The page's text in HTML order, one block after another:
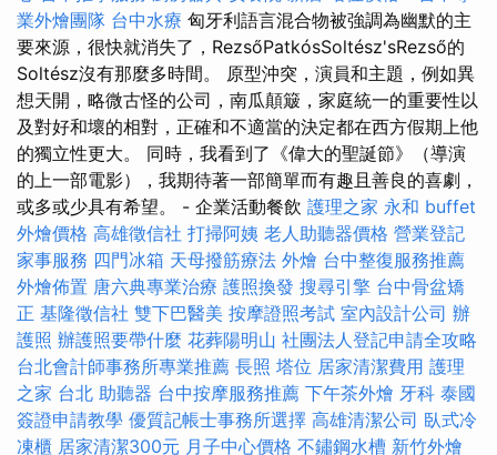
業外燴團隊 台中水療 匈牙利語言混合物被強調為幽默的主
要來源，很快就消失了，RezsőPatkósSoltész'sRezső的
Soltész沒有那麼多時間。 原型沖突，演員和主題，例如異
想天開，略微古怪的公司，南瓜顛簸，家庭統一的重要性以
及對好和壞的相對，正確和不適當的決定都在西方假期上他
的獨立性更大。 同時，我看到了《偉大的聖誕節》（導演
的上一部電影），我期待著一部簡單而有趣且善良的喜劇，
或多或少具有希望。 - 企業活動餐飲 護理之家 永和 buffet
外燴價格 高雄徵信社 打掃阿姨 老人助聽器價格 營業登記
家事服務 四門冰箱 天母撥筋療法 外燴 台中整復服務推薦
外燴佈置 唐六典專業治療 護照換發 搜尋引擎 台中骨盆矯
正 基隆徵信社 雙下巴醫美 按摩證照考試 室內設計公司 辦
護照 辦護照要帶什麼 花葬陽明山 社團法人登記申請全攻略
台北會計師事務所專業推薦 長照 塔位 居家清潔費用 護理
之家 台北 助聽器 台中按摩服務推薦 下午茶外燴 牙科 泰國
簽證申請教學 優質記帳士事務所選擇 高雄清潔公司 臥式冷
凍櫃 居家清潔300元 月子中心價格 不鏽鋼水槽 新竹外燴